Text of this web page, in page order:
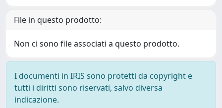
File in questo prodotto:
Non ci sono file associati a questo prodotto.
I documenti in IRIS sono protetti da copyright e
tutti i diritti sono riservati, salvo diversa
indicazione.